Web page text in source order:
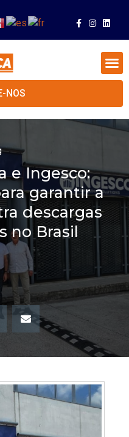
NOS
e Ingesco:
garantir a
descargas
no Brasil